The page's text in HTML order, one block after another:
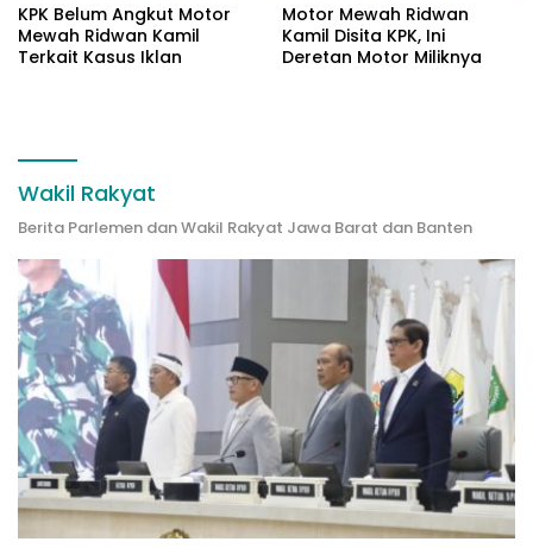
KPK Belum Angkut Motor
Mewah Ridwan Kamil
Terkait Kasus Iklan
Motor Mewah Ridwan
Kamil Disita KPK, Ini
Deretan Motor Miliknya
Wakil Rakyat
Berita Parlemen dan Wakil Rakyat Jawa Barat dan Banten